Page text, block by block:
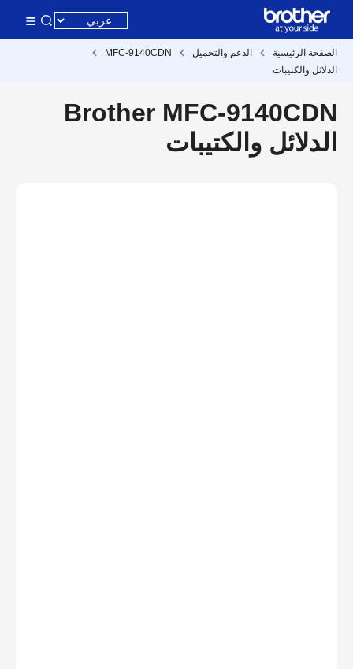
الصفحة الرئيسية الدعم والتحميل
MFC-9140CDN
الدلائل والكتيبات
Brother MFC-9140CDN
الدلائل والكتيبات